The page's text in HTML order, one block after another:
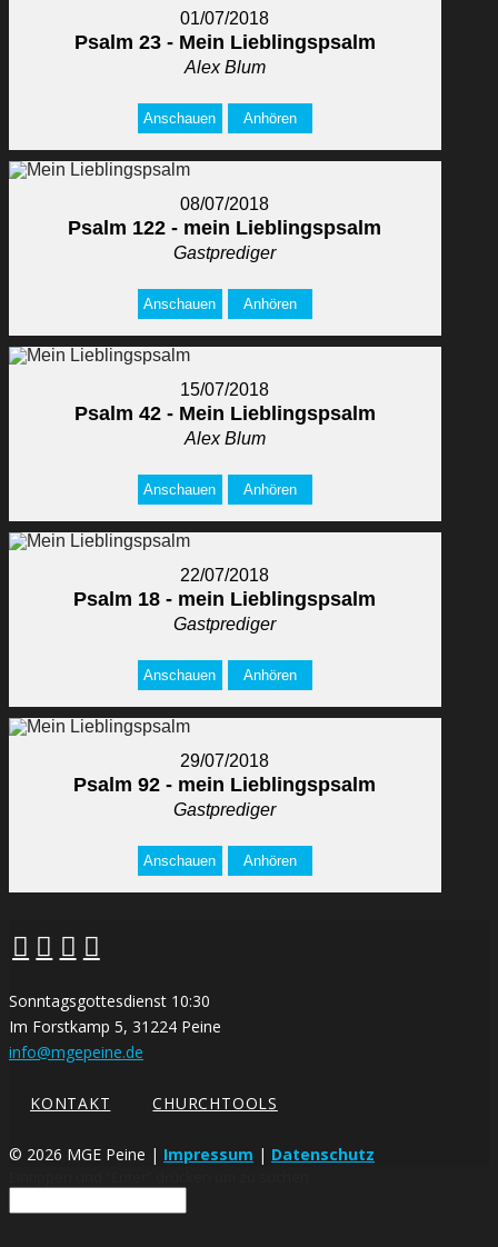
01/07/2018
Psalm 23 - Mein Lieblingspsalm
Alex Blum
Anschauen Anhören
08/07/2018
Psalm 122 - mein Lieblingspsalm
Gastprediger
Anschauen Anhören
15/07/2018
Psalm 42 - Mein Lieblingspsalm
Alex Blum
Anschauen Anhören
22/07/2018
Psalm 18 - mein Lieblingspsalm
Gastprediger
Anschauen Anhören
29/07/2018
Psalm 92 - mein Lieblingspsalm
Gastprediger
Anschauen Anhören
Sonntagsgottesdienst 10:30
Im Forstkamp 5, 31224 Peine
info@mgepeine.de
KONTAKT CHURCHTOOLS
© 2026 MGE Peine | Impressum | Datenschutz